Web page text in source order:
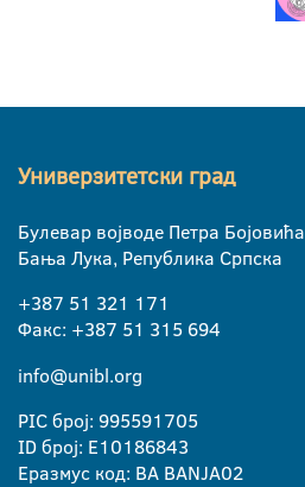
Универзитетски град
Булевар војводе Петра Бојовића
Бања Лука, Република Српска
+387 51 321 171
Факс: +387 51 315 694
info@unibl.org
PIC број: 995591705
ID број: E10186843
Еразмус код: BA BANJA02